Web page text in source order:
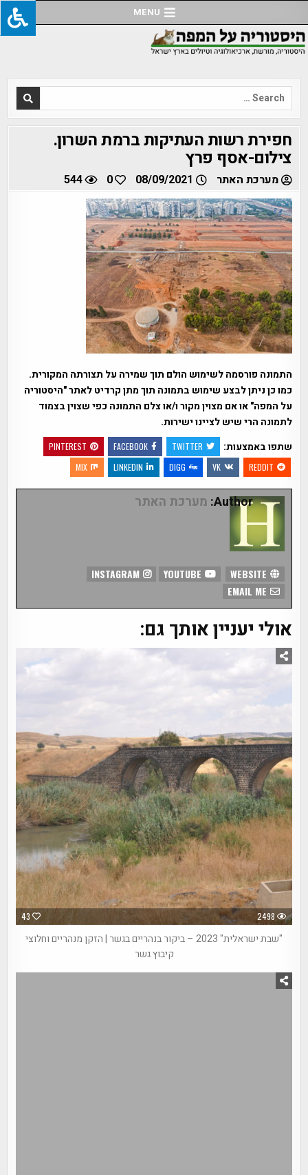
to
content
MENU
Search
for:
חפירת רשות העתיקות ברמת השרון.
צילום-אסף פרץ
מערכת האתר 0
544
התמונה פורסמה לשימוש הולם תוך שמירה על תצורתה המקורית.
כמו כן ניתן לבצע שימוש בתמונה תוך מתן קרדיט לאתר "היסטוריה
על המפה" או אם מצוין מקור ו/או צלם התמונה כפי שצוין בצמוד
לתמונה הרי שיש לציינו ישירות.
שתפו באמצעות:
TWITTER
FACEBOOK
PINTEREST
REDDIT
VK
DIGG
LINKEDIN
MIX
Author: מערכת האתר
INSTAGRAM
אולי יעניין אותך גם:
43 2498
"שבת ישראלית" 2023 – ביקור בנהריים בגשר | הזקן מנהריים וחלוצי
קיבוץ גשר